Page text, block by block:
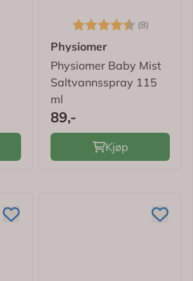
5.0 av 5 muligeKarakter: (8)
Physiomer
Physiomer Baby Mist
Saltvannsspray 115
ml
89,-
Kjøp